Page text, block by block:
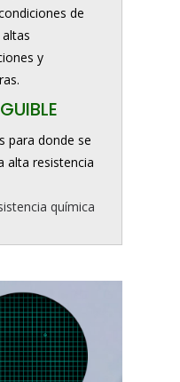
de
y
para donde se
alta resistencia
química